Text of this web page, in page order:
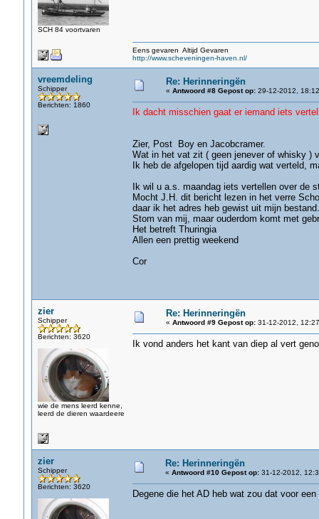
SCH 84 voortvaren
Eens gevaren Altijd Gevaren
http://www.scheveningen-haven.nl/
vreemdeling
Schipper
Berichten: 1860
Re: Herinneringën
« Antwoord #8 Gepost op:29-12-2012,
Ik dacht misschien gaat er iemand iets
Zier, Post Boy en Jacobcramer.
Wat in het vat zit ( geen jenever of whisky )
Ik heb de afgelopen tijd aardig wat verteld,
Ik wil u a.s. maandag iets vertellen over de
Mocht J.H. dit bericht lezen in het verre
daar ik het adres heb gewist uit mijn bestand.
Stom van mij, maar ouderdom komt met
Het betreft Thuringia
Allen een prettig weekend
Cor
zier
Schipper
Berichten: 3620
wie de mens leerd kenne,
leerd de dieren waardeere
Re: Herinneringën
« Antwoord #9 Gepost op:31-12-2012,
Ik vond anders het kant van diep al vert
zier
Schipper
Berichten: 3620
Re: Herinneringën
« Antwoord #10 Gepost op:31-12-2012,
Degene die het AD heb wat zou dat voor